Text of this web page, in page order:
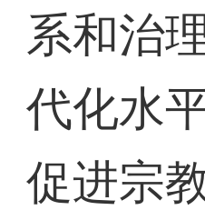
系和治
代化水
促进宗